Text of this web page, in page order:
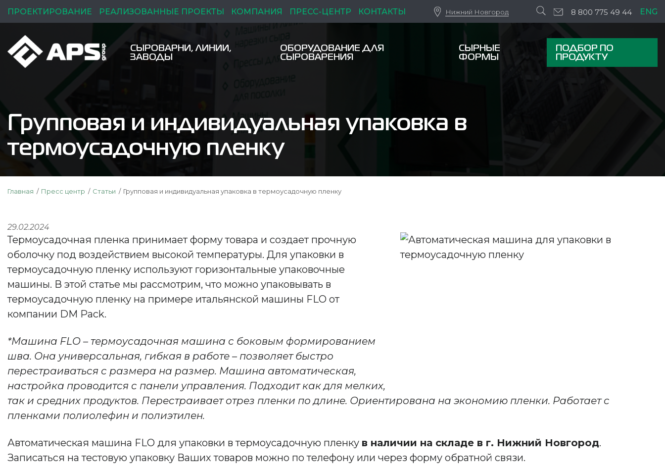
ПРОЕКТИРОВАНИЕ РЕАЛИЗОВАННЫЕ ПРОЕКТЫ КОМПАНИЯ ПРЕСС-ЦЕНТР КОНТАКТЫ Нижний Новгород 8 800 775 49 44 ENG
СЫРОВАРНИ, ЛИНИИ,
ЗАВОДЫ
ОБОРУДОВАНИЕ ДЛЯ
СЫРОВАРЕНИЯ
СЫРНЫЕ
ФОРМЫ
ПОДБОР ПО
ПРОДУКТУ
Групповая и индивидуальная упаковка в
термоусадочную пленку
Главная Пресс центр Статьи Групповая и индивидуальная упаковка в термоусадочную пленку
29.02.2024
Термоусадочная пленка принимает форму товара и создает прочную
оболочку под воздействием высокой температуры. Для упаковки в
термоусадочную пленку используют горизонтальные упаковочные
машины. В этой статье мы рассмотрим, что можно упаковывать в
термоусадочную пленку на примере итальянской машины FLO от
компании DM Pack.
*Машина FLO – термоусадочная машина с боковым формированием
шва. Она универсальная, гибкая в работе – позволяет быстро
перестраиваться с размера на размер. Машина автоматическая,
настройка проводится с панели управления. Подходит как для мелких,
так и средних продуктов. Перестраивает отрез пленки по длине. Ориентирована на экономию пленки. Работает с
пленками полиолефин и полиэтилен.
Автоматическая машина FLO для упаковки в термоусадочную пленку в наличии на складе в г. Нижний Новгород.
Записаться на тестовую упаковку Ваших товаров можно по телефону или через форму обратной связи.